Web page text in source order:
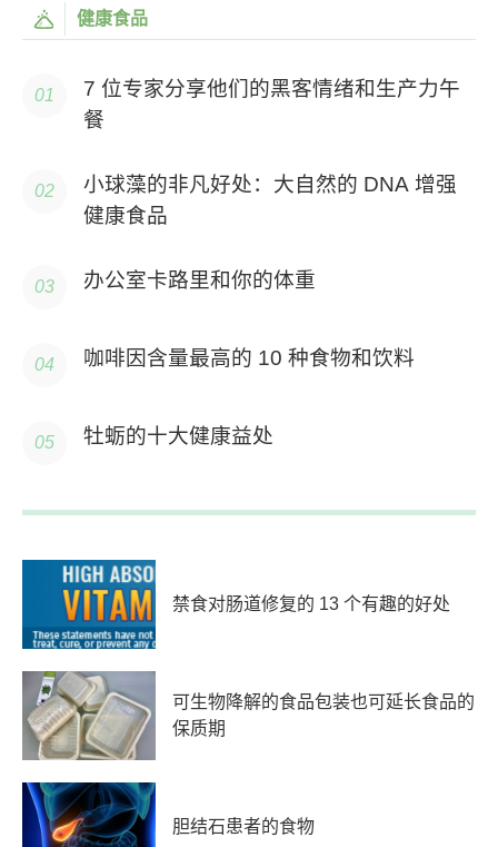
健康食品
7 位专家分享他们的黑客情绪和生产力午
餐
小球藻的非凡好处：大自然的 DNA 增强
健康食品
办公室卡路里和你的体重
咖啡因含量最高的 10 种食物和饮料
牡蛎的十大健康益处
禁食对肠道修复的 13 个有趣的好处
可生物降解的食品包装也可延长食品的
保质期
胆结石患者的食物